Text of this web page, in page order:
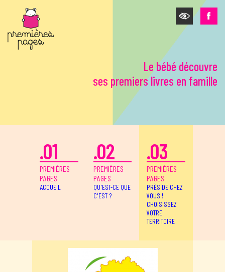
Le bébé découvre
ses premiers livres en famille
.01
PREMIÈRES
PAGES
ACCUEIL
.02
PREMIÈRES
PAGES
QU'EST-CE QUE
C'EST ?
.03
PREMIÈRES
PAGES
PRÈS DE CHEZ
VOUS !
CHOISISSEZ
VOTRE
TERRITOIRE